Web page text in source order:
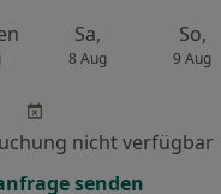
Sa,
8 Aug
So,
9 Aug
nicht verfügbar
senden